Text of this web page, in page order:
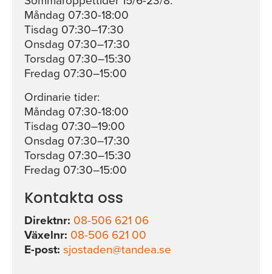
Måndag 07:30-18:00
Tisdag 07:30–17:30
Onsdag 07:30–17:30
Torsdag 07:30–15:30
Fredag 07:30–15:00
Ordinarie tider:
Måndag 07:30-18:00
Tisdag 07:30–19:00
Onsdag 07:30–17:30
Torsdag 07:30–15:30
Fredag 07:30–15:00
Kontakta oss
Direktnr: 08-506 621 06
Växelnr: 08-506 621 00
E-post: sjostaden@tandea.se